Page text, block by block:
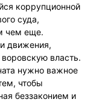
коррупционной
суда,
чем еще.
движения,
власть.
нужно важное
чтобы
беззаконием и